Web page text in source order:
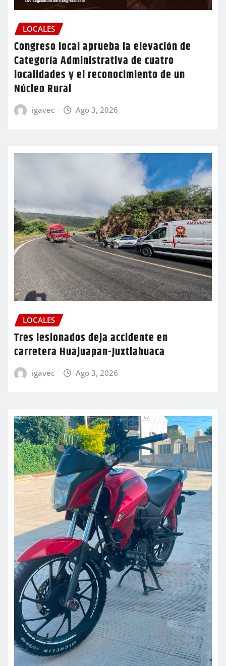
LOCALES
Congreso local aprueba la elevación de
Categoría Administrativa de cuatro
localidades y el reconocimiento de un
Núcleo Rural
igavec Ago 3, 2026
LOCALES
Tres lesionados deja accidente en
carretera Huajuapan-Juxtlahuaca
igavec Ago 3, 2026